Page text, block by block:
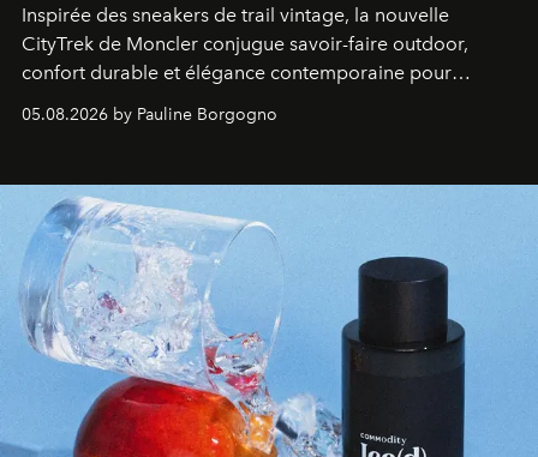
Inspirée des sneakers de trail vintage, la nouvelle
CityTrek de Moncler conjugue savoir-faire outdoor,
confort durable et élégance contemporaine pour
accompagner les explorations du quotidien.
05.08.2026 by Pauline Borgogno